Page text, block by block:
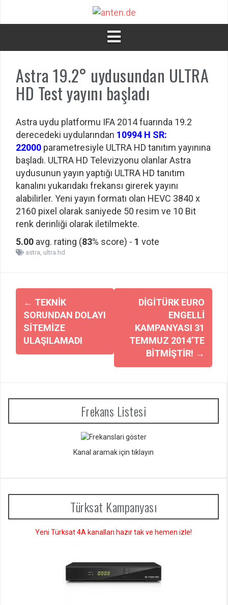
Astra 19.2° uydusundan ULTRA
HD Test yayını başladı
Astra uydu platformu IFA 2014 fuarında 19.2
derecedeki uydularından 10994 H SR:
22000 parametresiyle ULTRA HD tanıtım yayınına
başladı. ULTRA HD Televizyonu olanlar Astra
uydusunun yayın yaptığı ULTRA HD tanıtım
kanalını yukarıdakı frekansı girerek yayını
alabilirler. Yeni yayın formatı olan HEVC 3840 x
2160 pixel olarak saniyede 50 resim ve 10 Bit
renk derinliği olarak iletilmekte.
5.00 avg. rating (83% score) - 1 vote
astra ultra hd
Yazı
dolaşımı
← TEKNIK
SORUNDAN DOLAYI
SITEMIZE
ULAŞILAMADI
DIGITÜRK EURO
ENGELLI
KAMPANYASI 31
TEMMUZ 2014’TE
BITMIŞTIR! →
Frekans Listesi
Kanal aramak için tıklayın
Türksat Kampanyası
Yeni Türksat 4A kanalları hazır tak ve hemen izle!